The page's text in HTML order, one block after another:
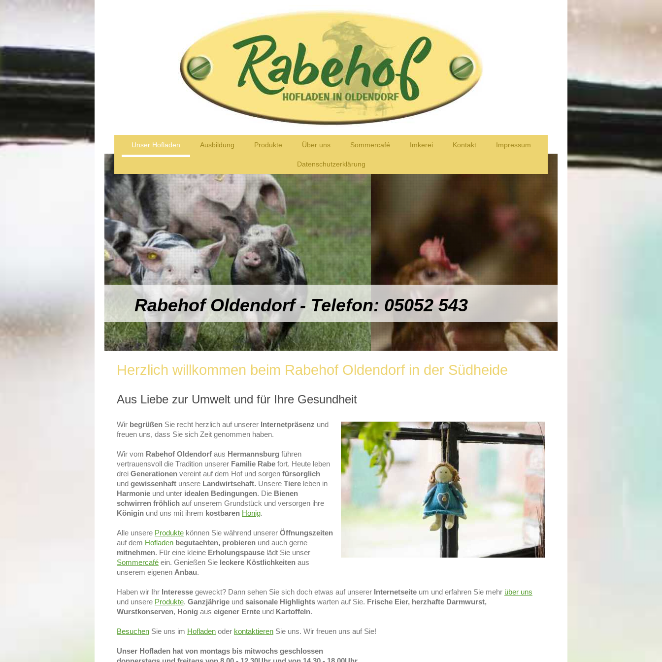
Unser Hofladen Ausbildung Produkte Über uns Sommercafé Imkerei Kontakt Impressum
Datenschutzerklärung
Rabehof Oldendorf - Telefon: 05052 543
Herzlich willkommen beim Rabehof Oldendorf in der Südheide
Aus Liebe zur Umwelt und für Ihre Gesundheit
Wir begrüßen Sie recht herzlich auf unserer Internetpräsenz und
freuen uns, dass Sie sich Zeit genommen haben.
Wir vom Rabehof Oldendorf aus Hermannsburg führen
vertrauensvoll die Tradition unserer Familie Rabe fort. Heute leben
drei Generationen vereint auf dem Hof und sorgen fürsorglich
und gewissenhaft unsere Landwirtschaft. Unsere Tiere leben in
Harmonie und unter idealen Bedingungen. Die Bienen
schwirren fröhlich auf unserem Grundstück und versorgen ihre
Königin und uns mit ihrem kostbaren Honig.
Alle unsere Produkte können Sie während unserer Öffnungszeiten
auf dem Hofladen begutachten, probieren und auch gerne
mitnehmen. Für eine kleine Erholungspause lädt Sie unser
Sommercafé ein. Genießen Sie leckere Köstlichkeiten aus
unserem eigenen Anbau.
Haben wir Ihr Interesse geweckt? Dann sehen Sie sich doch etwas auf unserer Internetseite um und erfahren Sie mehr über uns
und unsere Produkte. Ganzjährige und saisonale Highlights warten auf Sie. Frische Eier, herzhafte Darmwurst,
Wurstkonserven, Honig aus eigener Ernte und Kartoffeln.
Besuchen Sie uns im Hofladen oder kontaktieren Sie uns. Wir freuen uns auf Sie!
Unser Hofladen hat von montags bis mitwochs geschlossen